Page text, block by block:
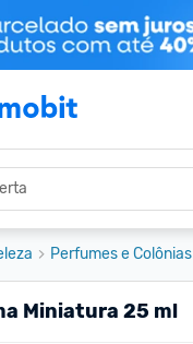
Perfumes e Colônias
Miniatura 25 ml